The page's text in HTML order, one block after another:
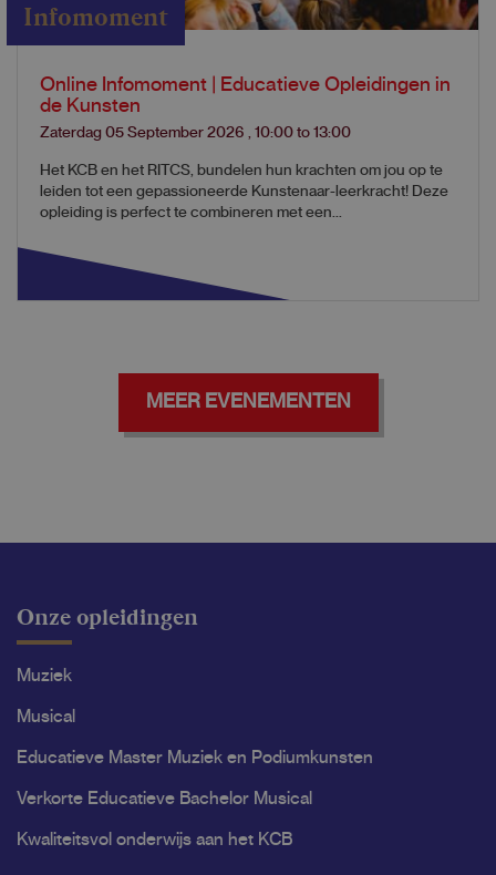
Infomoment
Online Infomoment | Educatieve Opleidingen in
de Kunsten
Zaterdag 05 September 2026 10:00 to 13:00
Het KCB en het RITCS, bundelen hun krachten om jou op te
leiden tot een gepassioneerde Kunstenaar-leerkracht! Deze
opleiding is perfect te combineren met een...
MEER EVENEMENTEN
Onze opleidingen
Muziek
Musical
Educatieve Master Muziek en Podiumkunsten
Verkorte Educatieve Bachelor Musical
Kwaliteitsvol onderwijs aan het KCB